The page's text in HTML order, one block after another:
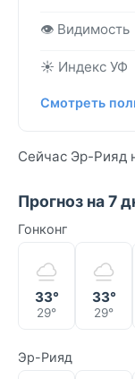
👁️ Видимость
☀️ Индекс УФ
Смотреть
Сейчас Эр-Рияд
Прогноз на 7
Гонконг
33°
29°
33°
29°
Эр-Рияд